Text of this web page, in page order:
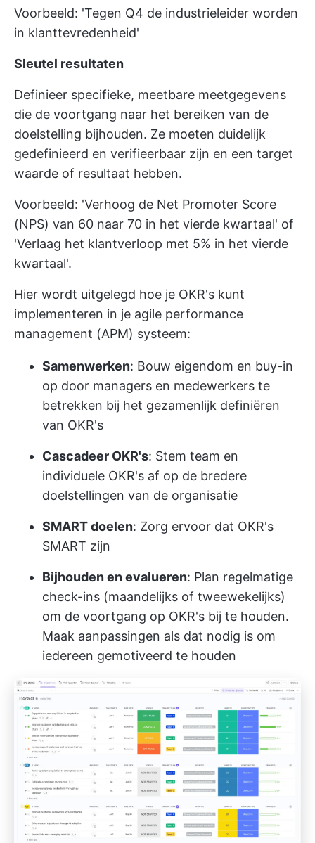
Voorbeeld: 'Tegen Q4 de industrieleider worden
in klanttevredenheid'
Sleutel resultaten
Definieer specifieke, meetbare meetgegevens
die de voortgang naar het bereiken van de
doelstelling bijhouden. Ze moeten duidelijk
gedefinieerd en verifieerbaar zijn en een target
waarde of resultaat hebben.
Voorbeeld: 'Verhoog de Net Promoter Score
(NPS) van 60 naar 70 in het vierde kwartaal' of
'Verlaag het klantverloop met 5% in het vierde
kwartaal'.
Hier wordt uitgelegd hoe je OKR's kunt
implementeren in je agile performance
management (APM) systeem:
Samenwerken: Bouw eigendom en buy-in
op door managers en medewerkers te
betrekken bij het gezamenlijk definiëren
van OKR's
Cascadeer OKR's: Stem team en
individuele OKR's af op de bredere
doelstellingen van de organisatie
SMART doelen: Zorg ervoor dat OKR's
SMART zijn
Bijhouden en evalueren: Plan regelmatige
check-ins (maandelijks of tweewekelijks)
om de voortgang op OKR's bij te houden.
Maak aanpassingen als dat nodig is om
iedereen gemotiveerd te houden